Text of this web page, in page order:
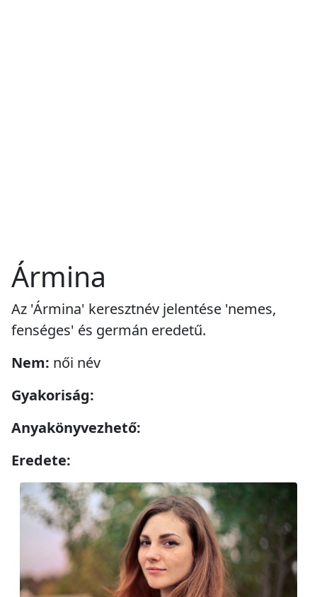
Ármina
Az 'Ármina' keresztnév jelentése 'nemes,
fenséges' és germán eredetű.
Nem: női név
Gyakoriság:
Anyakönyvezhető:
Eredete: